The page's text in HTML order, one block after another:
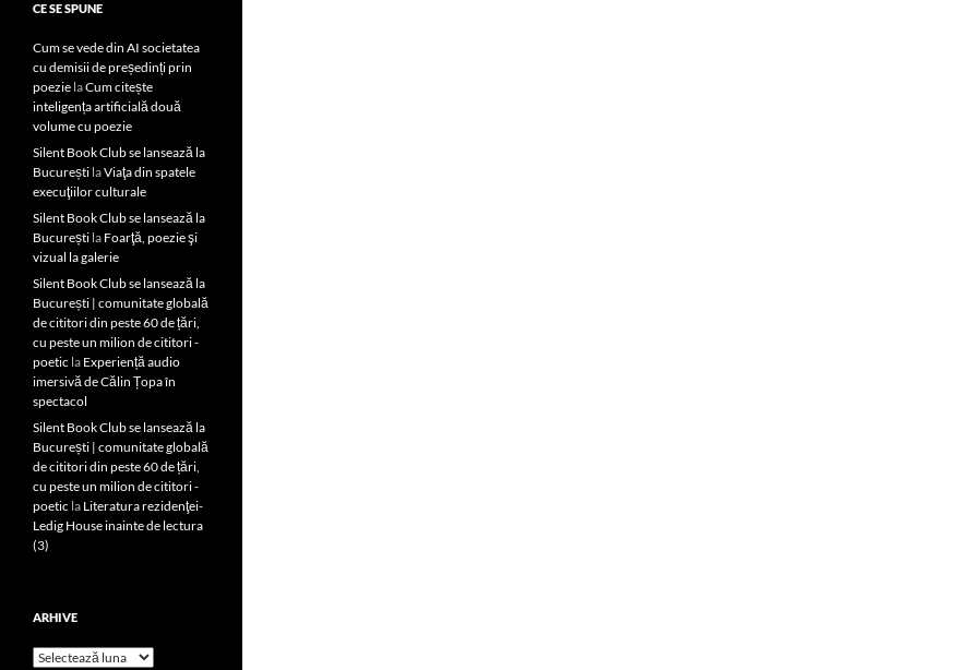
CE SE SPUNE
Cum se vede din AI societatea
cu demisii de președinți prin
poezie laCum citește
inteligența artificială două
volume cu poezie
Silent Book Club se lansează la
București laViaţa din spatele
execuţiilor culturale
Silent Book Club se lansează la
București la Foarţă, poezie şi
vizual la galerie
Silent Book Club se lansează la
București | comunitate globală
de cititori din peste 60 de țări,
cu peste un milion de cititori -
poetic la Experiență audio
imersivă de Călin Țopa în
spectacol
Silent Book Club se lansează la
București | comunitate globală
de cititori din peste 60 de țări,
cu peste un milion de cititori -
poetic la Literatura rezidenţei-
Ledig House inainte de lectura
(3)
ARHIVE
Arhive